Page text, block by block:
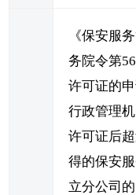
《保安服
务院令第
许可证的
行政管理
许可证后
得的保安
立分公司